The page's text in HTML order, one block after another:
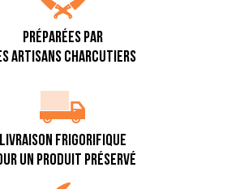
PRÉPARÉES PAR
ARTISANS CHARCUTIERS
LIVRAISON FRIGORIFIQUE
UN PRODUIT PRÉSERVÉ